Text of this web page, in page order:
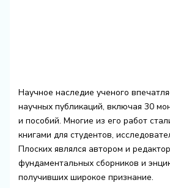
Научное наследие ученого
научных публикаций, включая 30
и пособий. Многие из его работ
книгами для студентов,
Плоских являлся автором и
фундаментальных сборников и
получивших широкое признание.